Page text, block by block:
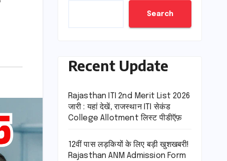
Search
Recent Update
Rajasthan ITI 2nd Merit List 2026
जारी : यहां देखें, राजस्थान ITI सेकंड
College Allotment लिस्ट पीडीऍफ़
12वीं पास लड़कियों के लिए बड़ी खुशखबरी!
Rajasthan ANM Admission Form